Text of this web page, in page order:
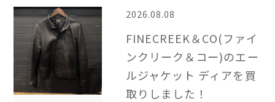
2026.08.08
FINECREEK＆CO(ファイ
ンクリーク＆コー)のエー
ルジャケット ディアを買
取りしました！